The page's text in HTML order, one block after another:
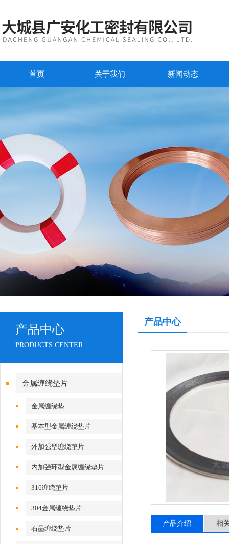
首页 关于我们 新闻动态
产品中心
PRODUCTS CENTER
金属缠绕垫片
金属缠绕垫
基本型金属缠绕垫片
外加强型缠绕垫片
内加强环型金属缠绕垫片
316缠绕垫片
304金属缠绕垫片
石墨缠绕垫片
产品中心
产品介绍 相